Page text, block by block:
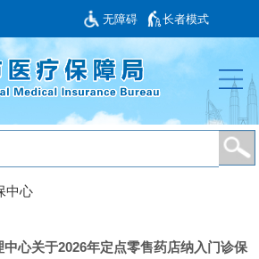
无障碍 长者模式
中心
心关于2026年定点零售药店纳入门诊保